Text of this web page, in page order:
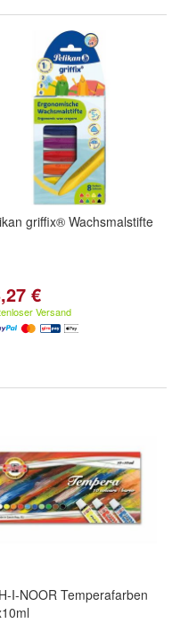
griffix® Wachsmalstifte
€
Versand
I-NOOR Temperafarben